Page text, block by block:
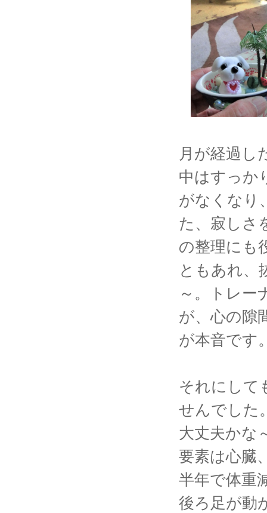
月が経過し
中はすっか
がなくなり
た、寂しさ
の整理にも
ともあれ、
～。トレー
が、心の隙
が本音です
それにして
せんでした
大丈夫かな
要素は心臓
半年で体重
後ろ足が動